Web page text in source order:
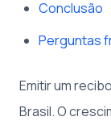
Conclusão
Perguntas
Emitir um
Brasil. O